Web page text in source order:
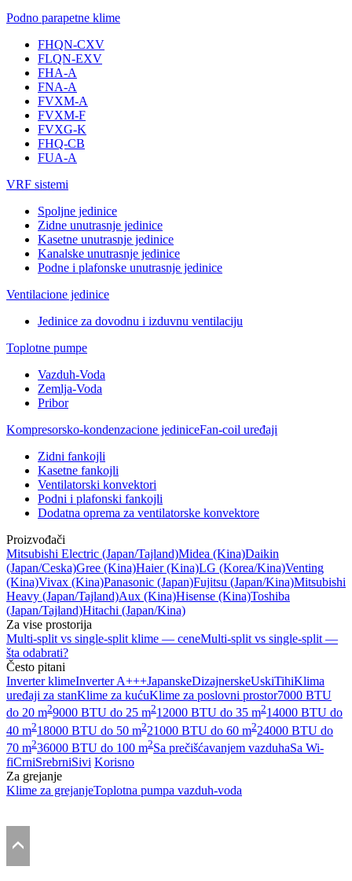
Podno parapetne klime
FHQN-CXV
FLQN-EXV
FHA-A
FNA-A
FVXM-A
FVXM-F
FVXG-K
FHQ-CB
FUA-A
VRF sistemi
Spoljne jedinice
Zidne unutrasnje jedinice
Kasetne unutrasnje jedinice
Kanalske unutrasnje jedinice
Podne i plafonske unutrasnje jedinice
Ventilacione jedinice
Jedinice za dovodnu i izduvnu ventilaciju
Toplotne pumpe
Vazduh-Voda
Zemlja-Voda
Pribor
Kompresorsko-kondenzacione jediniceFan-coil uređaji
Zidni fankojli
Kasetne fankojli
Ventilatorski konvektori
Podni i plafonski fankojli
Dodatna oprema za ventilatorske konvektore
Proizvođači
Mitsubishi Electric (Japan/Tajland)Midea (Kina)Daikin
(Japan/Ceska)Gree (Kina)Haier (Kina)LG (Korea/Kina)Venting
(Kina)Vivax (Kina)Panasonic (Japan)Fujitsu (Japan/Kina)Mitsubishi
Heavy (Japan/Tajland)Aux (Kina)Hisense (Kina)Toshiba
(Japan/Tajland)Hitachi (Japan/Kina)
Za vise prostorija
Multi-split vs single-split klime — ceneMulti-split vs single-split —
šta odabrati?
Često pitani
Inverter klimeInverter A+++JapanskeDizajnerskeUskiTihiKlima
uređaji za stanKlime za kućuKlime za poslovni prostor7000 BTU
do 20 m29000 BTU do 25 m212000 BTU do 35 m214000 BTU do
40 m218000 BTU do 50 m221000 BTU do 60 m224000 BTU do
70 m236000 BTU do 100 m2Sa prečišćavanjem vazduhaSa Wi-
fiCrniSrebrniSivi Korisno
Za grejanje
Klime za grejanjeToplotna pumpa vazduh-voda